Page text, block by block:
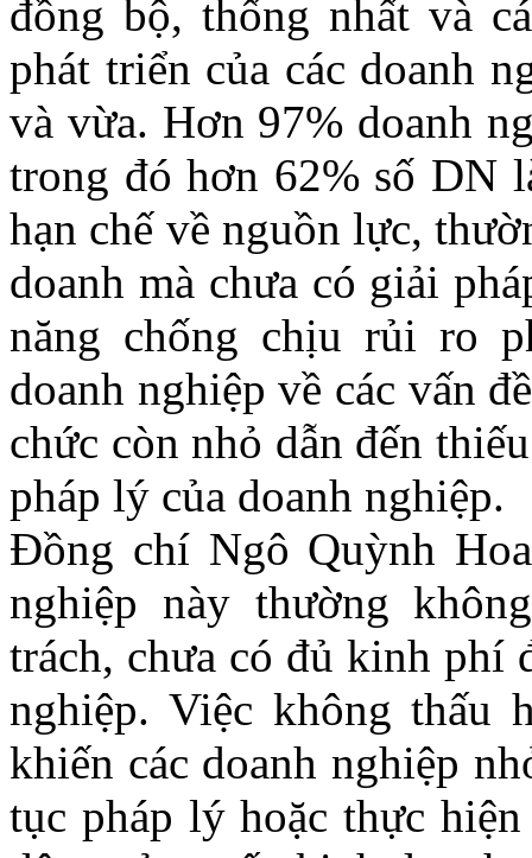
đồng bộ, thống nhất và
phát triển của các doanh
và vừa. Hơn 97% doanh
trong đó hơn 62% số DN
hạn chế về nguồn lực,
doanh mà chưa có giải
năng chống chịu rủi ro
doanh nghiệp về các vấn
chức còn nhỏ dẫn đến
pháp lý của doanh nghiệp.
Đồng chí Ngô Quỳnh
nghiệp này thường
trách, chưa có đủ kinh phí
nghiệp. Việc không thấu
khiến các doanh nghiệp
tục pháp lý hoặc thực